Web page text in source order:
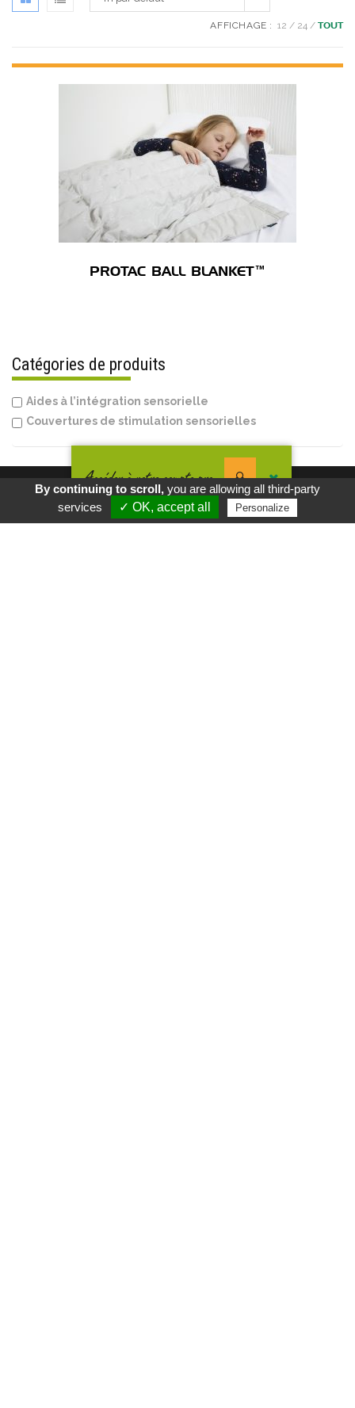
AFFICHAGE : 12 24 TOUT
PROTAC BALL BLANKET™
Catégories de produits
Aides à l’intégration sensorielle
Couvertures de stimulation sensorielles
Innovation
Accéder à votre compte pro
En poursuivant votre navigation vous acceptez l'utilisation des
cookies. Pour en savoir plus, cliquez-ici.
By continuing to scroll,you are allowing all third-party
services
✓ OK, accept all Personalize